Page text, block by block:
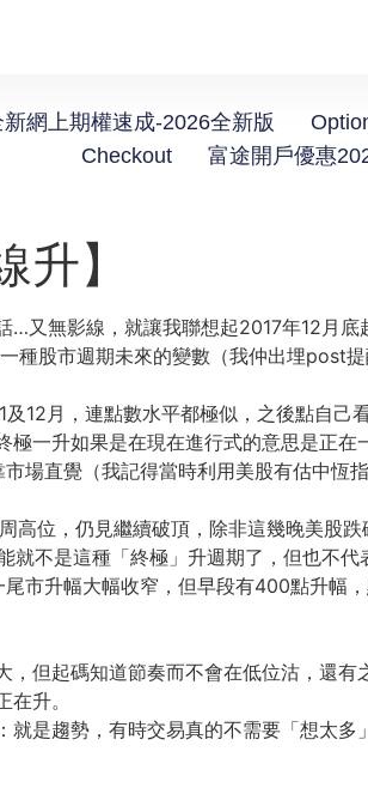
新網上期權速成-2026全新版
Checkout
富途開戶優惠
】
又無影線，就讓我聯想起2017年12月底
種股市週期未來的變數（我仲出埋post
12月，連點數水平都極似，之後點自己看
一升如果是在現在進行式的意思是正
場直覺（我記得當時利用美股有估中恆
位，仍見繼續破頂，除非這幾晚美股跌
不是這種「終極」升週期了，但也不代
市升幅大幅收窄，但早段有400點升幅，
但起碼知道節奏而不會在低位沽，還
升。
是趨勢，有時交易真的不需要「想太